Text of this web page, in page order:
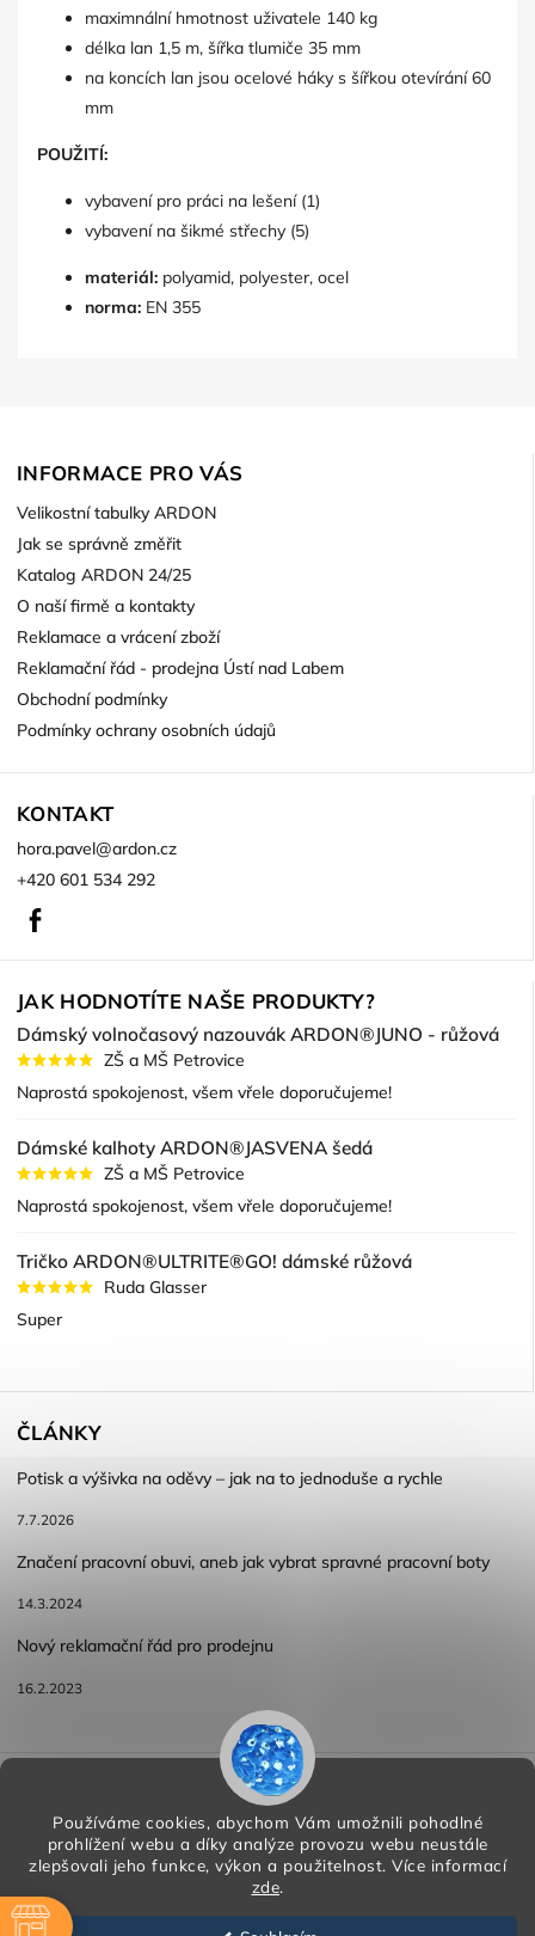
Používáme cookies, abychom Vám umožnili pohodlné
prohlížení webu a díky analýze provozu webu neustále
zlepšovali jeho funkce, výkon a použitelnost. Více informací
zde.
maximnální hmotnost uživatele 140 kg
délka lan 1,5 m, šířka tlumiče 35 mm
na koncích lan jsou ocelové háky s šířkou otevírání 60
mm
POUŽITÍ:
vybavení pro práci na lešení (1)
vybavení na šikmé střechy (5)
materiál: polyamid, polyester, ocel
norma: EN 355
INFORMACE PRO VÁS
Velikostní tabulky ARDON
Jak se správně změřit
Katalog ARDON 24/25
O naší firmě a kontakty
Reklamace a vrácení zboží
Reklamační řád - prodejna Ústí nad Labem
Obchodní podmínky
Podmínky ochrany osobních údajů
KONTAKT
hora.pavel@ardon.cz
+420 601 534 292
JAK HODNOTÍTE NAŠE PRODUKTY?
Dámský volnočasový nazouvák ARDON®JUNO - růžová
ZŠ a MŠ Petrovice
Naprostá spokojenost, všem vřele doporučujeme!
Dámské kalhoty ARDON®JASVENA šedá
ZŠ a MŠ Petrovice
Naprostá spokojenost, všem vřele doporučujeme!
Tričko ARDON®ULTRITE®GO! dámské růžová
Ruda Glasser
Super
ČLÁNKY
Potisk a výšivka na oděvy – jak na to jednoduše a rychle
7.7.2026
Značení pracovní obuvi, aneb jak vybrat spravné pracovní boty
14.3.2024
Nový reklamační řád pro prodejnu
16.2.2023
Reklamace a vracení zboží
Podmínky ochrany osobních údajů
Copyright 2026 HORA PP s.r.o.
Shoptet | Design